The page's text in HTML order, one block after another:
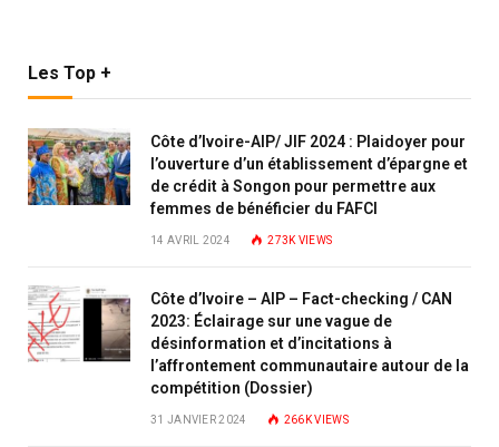
Les Top +
Côte d’Ivoire-AIP/ JIF 2024 : Plaidoyer pour
l’ouverture d’un établissement d’épargne et
de crédit à Songon pour permettre aux
femmes de bénéficier du FAFCI
14 AVRIL 2024 273K VIEWS
Côte d’Ivoire – AIP – Fact-checking / CAN
2023: Éclairage sur une vague de
désinformation et d’incitations à
l’affrontement communautaire autour de la
compétition (Dossier)
31 JANVIER 2024 266KVIEWS